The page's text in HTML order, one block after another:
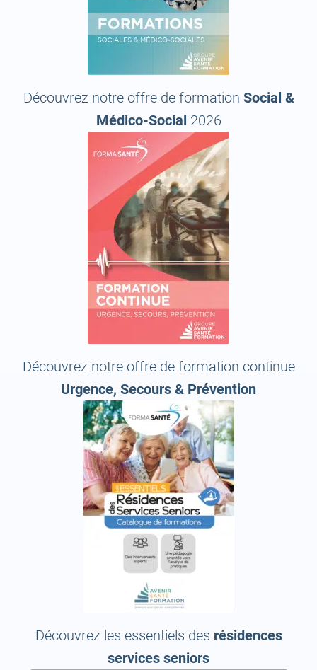
Découvrez notre offre de formation Social &
Médico-Social 2026
Découvrez notre offre de formation continue
Urgence, Secours & Prévention
Découvrez les essentiels des résidences
services seniors